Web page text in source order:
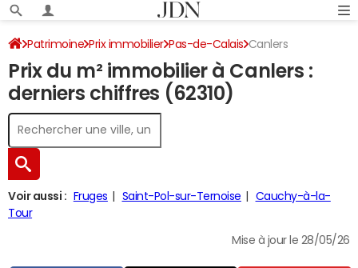
Patrimoine Prix immobilier Pas-de-Calais Canlers
Prix du m² immobilier à Canlers :
derniers chiffres (62310)
Voir aussi : Fruges Saint-Pol-sur-Ternoise
Cauchy-à-la-
Tour
Mise à jour le 28/05/26